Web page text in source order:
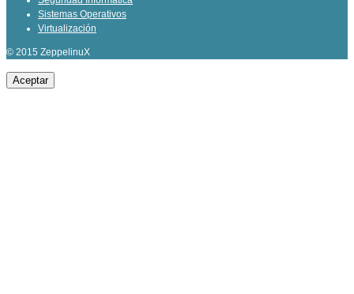
Sistemas Operativos
Virtualización
© 2015 ZeppelinuX
Aceptar